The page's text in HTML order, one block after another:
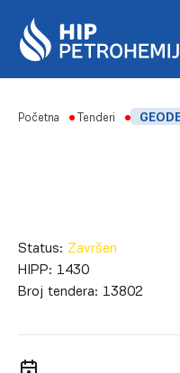
Početna Tenderi
Status: Završen
HIPP: 1430
Broj tendera: 13802